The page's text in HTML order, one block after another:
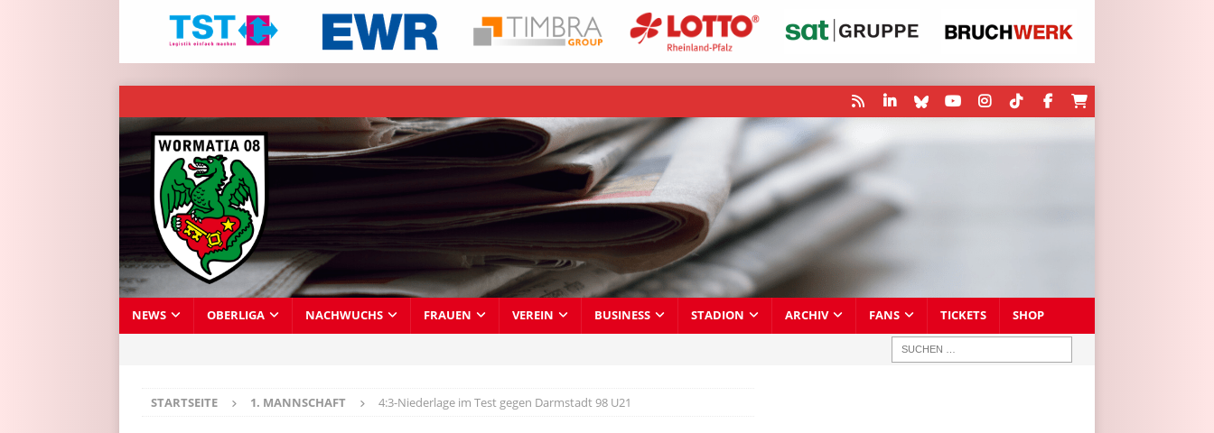
NEWS OBERLIGA NACHWUCHS FRAUEN VEREIN BUSINESS STADION ARCHIV FANS TICKETS SHOP
STARTSEITE 1. MANNSCHAFT 4:3-Niederlage im Test gegen Darmstadt 98 U21